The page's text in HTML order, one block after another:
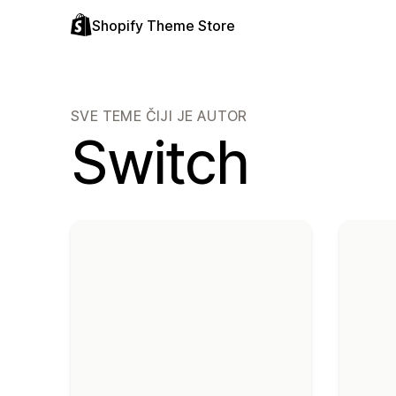
Shopify Theme Store
SVE TEME ČIJI JE AUTOR
Switch